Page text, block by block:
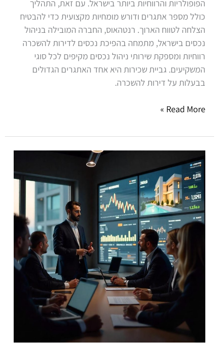
הפופולריות והרווחיות ביותר בישראל. עם זאת, התהליך
כולל מספר אתגרים ודורש מומחיות מקצועית כדי להבטיח
הצלחה לטווח הארוך. רנטהאוס, החברה המובילה בניהול
נכסים בישראל, מתמחה בהפיכת נכסים לדירות להשכרה
רווחיות ומספקת שירותי ניהול נכסים מקיפים לכל סוגי
המשקיעים. גביית שכירות היא אחד האתגרים הגדולים
בבעלות על דירות להשכרה.
Read More »
נכסים
בחיפה